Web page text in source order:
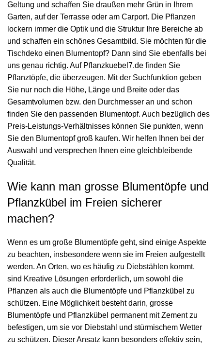
Geltung und schaffen Sie draußen mehr Grün in Ihrem
Garten, auf der Terrasse oder am Carport. Die Pflanzen
lockern immer die Optik und die Struktur Ihre Bereiche ab
und schaffen ein schönes Gesamtbild. Sie möchten für die
Tischdeko einen Blumentopf? Dann sind Sie ebenfalls bei
uns genau richtig. Auf Pflanzkuebel7.de finden Sie
Pflanztöpfe, die überzeugen. Mit der Suchfunktion geben
Sie nur noch die Höhe, Länge und Breite oder das
Gesamtvolumen bzw. den Durchmesser an und schon
finden Sie den passenden Blumentopf. Auch bezüglich des
Preis-Leistungs-Verhältnisses können Sie punkten, wenn
Sie den Blumentopf groß kaufen. Wir helfen Ihnen bei der
Auswahl und versprechen Ihnen eine gleichbleibende
Qualität.
Wie kann man grosse Blumentöpfe und
Pflanzkübel im Freien sicherer
machen?
Wenn es um große Blumentöpfe geht, sind einige Aspekte
zu beachten, insbesondere wenn sie im Freien aufgestellt
werden. An Orten, wo es häufig zu Diebstählen kommt,
sind Kreative Lösungen erforderlich, um sowohl die
Pflanzen als auch die Blumentöpfe und Pflanzkübel zu
schützen. Eine Möglichkeit besteht darin, grosse
Blumentöpfe und Pflanzkübel permanent mit Zement zu
befestigen, um sie vor Diebstahl und stürmischem Wetter
zu schützen. Dieser Ansatz kann besonders effektiv sein,